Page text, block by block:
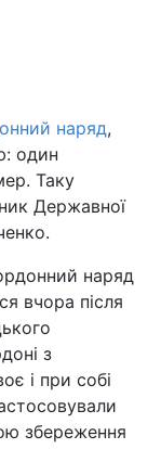
наряд,
один
Таку
Державної
наряд
вчора після
з
і при собі
збереження